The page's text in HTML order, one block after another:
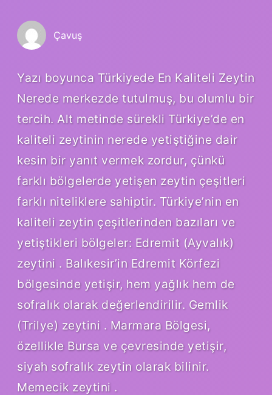
Çavuş
Yazı boyunca Türkiyede En Kaliteli Zeytin
Nerede merkezde tutulmuş, bu olumlu bir
tercih. Alt metinde sürekli Türkiye’de en
kaliteli zeytinin nerede yetiştiğine dair
kesin bir yanıt vermek zordur, çünkü
farklı bölgelerde yetişen zeytin çeşitleri
farklı niteliklere sahiptir. Türkiye’nin en
kaliteli zeytin çeşitlerinden bazıları ve
yetiştikleri bölgeler: Edremit (Ayvalık)
zeytini . Balıkesir’in Edremit Körfezi
bölgesinde yetişir, hem yağlık hem de
sofralık olarak değerlendirilir. Gemlik
(Trilye) zeytini . Marmara Bölgesi,
özellikle Bursa ve çevresinde yetişir,
siyah sofralık zeytin olarak bilinir.
Memecik zeytini .